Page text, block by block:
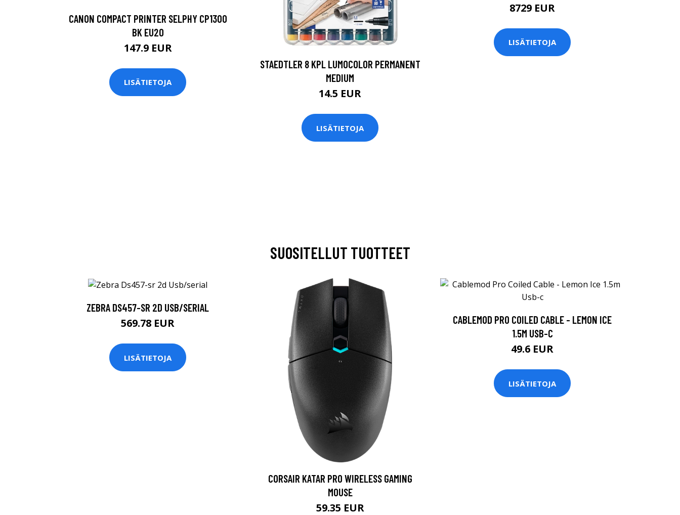
CANON COMPACT PRINTER SELPHY CP1300
BK EU20
147.9 EUR
LISÄTIETOJA
STAEDTLER 8 KPL LUMOCOLOR PERMANENT
MEDIUM
14.5 EUR
LISÄTIETOJA
8729 EUR
LISÄTIETOJA
SUOSITELLUT TUOTTEET
ZEBRA DS457-SR 2D USB/SERIAL
569.78 EUR
LISÄTIETOJA
CORSAIR KATAR PRO WIRELESS GAMING
MOUSE
59.35 EUR
CABLEMOD PRO COILED CABLE - LEMON ICE
1.5M USB-C
49.6 EUR
LISÄTIETOJA